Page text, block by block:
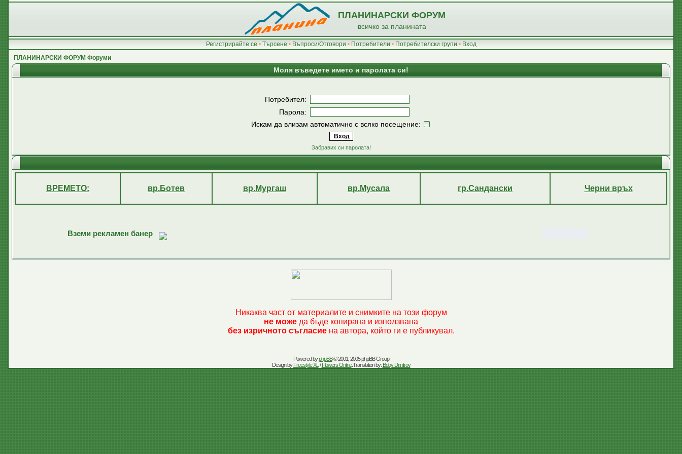
ПЛАНИНАРСКИ ФОРУМ
всичко за планината
Регистрирайте се • Търсене • Въпроси/Отговори • Потребители • Потребителски групи • Вход
ПЛАНИНАРСКИ ФОРУМ Форуми
Моля въведете името и паролата си!
Потребител:
Парола:
Искам да влизам автоматично с всяко посещение:
Забравих си паролата!
ВРЕМЕТО: вр.Ботев вр.Мургаш вр.Мусала гр.Сандански Черни връх
Вземи рекламен банер
Никаква част от материалите и снимките на този форум
не може да бъде копирана и използвана
без изричното съгласиена автора, който ги е публикувал.
Powered byphpBB© 2001, 2005 phpBB Group
Design byFreestyle XL /Flowers Online.Translation by: Boby Dimitrov